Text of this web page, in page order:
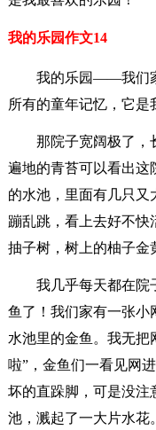
我的乐园作文14
我的乐园——我们
所有的童年记忆，它是
那院子宽阔极了，
遍地的青苔可以看出这
的水池，里面有几只又
蹦乱跳，看上去好不快
抽子树，树上的柚子金
我几乎每天都在院
鱼了！我们家有一张小
水池里的金鱼。我无把
啦”，金鱼们一看见网
坏的直跺脚，可是没注
池，溅起了一大片水花。